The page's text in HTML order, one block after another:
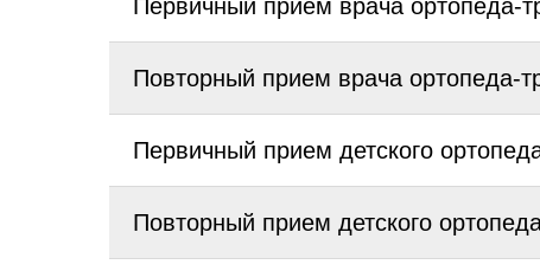
Первичный прием врача ортопеда-
Повторный прием врача ортопеда-
Первичный прием детского
Повторный прием детского